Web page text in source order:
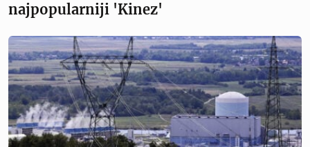
najpopularniji 'Kinez'